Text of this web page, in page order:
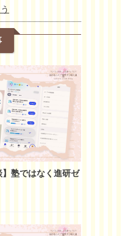
】塾ではなく進研ゼ